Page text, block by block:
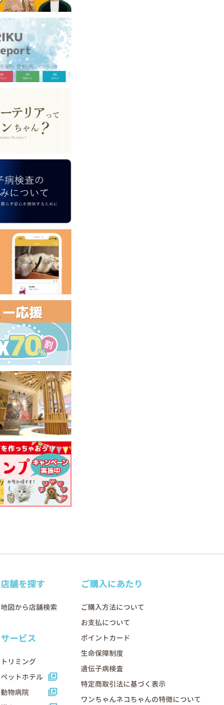
店舗を探す
地図から店舗検索
サービス
トリミング
ペットホテル
動物病院
ご購入にあたり
ご購入方法について
お支払について
ポイントカード
生命保障制度
遺伝子病検査
特定商取引法に基づく表示
ワンちゃんネコちゃんの特徴について